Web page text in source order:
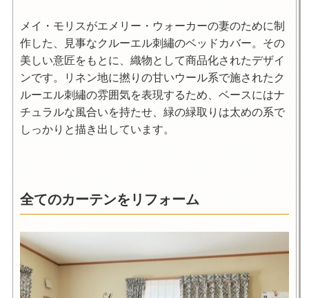
メイ・モリスがエメリー・ウォーカーの妻のために制
作した、見事なクルーエル刺繡のベッドカバー。その
美しい意匠をもとに、織物として商品化されたデザイ
ンです。リネン地に撚りの甘いウール系で施されたク
ルーエル刺繡の雰囲気を表現するため、ベースにはナ
チュラルな風合いを持たせ、緑の緑取りは太めの系で
しっかりと描き出しています。
全てのカーテンをリフォーム